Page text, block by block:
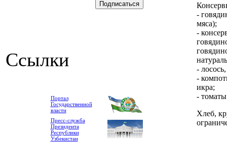
Ссылки
Портал
Государственной
власти
Пресс-служба
Президента
Республики
Узбекистан
-
мяса);
-
-
-
икра;
-
Хлеб,